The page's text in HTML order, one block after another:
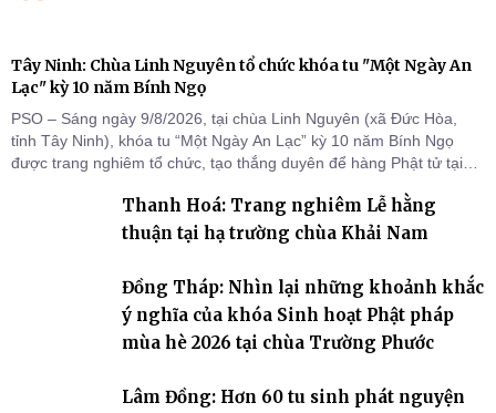
Tây Ninh: Chùa Linh Nguyên tổ chức khóa tu "Một Ngày An
Lạc" kỳ 10 năm Bính Ngọ
PSO – Sáng ngày 9/8/2026, tại chùa Linh Nguyên (xã Đức Hòa,
tỉnh Tây Ninh), khóa tu “Một Ngày An Lạc” kỳ 10 năm Bính Ngọ
được trang nghiêm tổ chức, tạo thắng duyên để hàng Phật tử tại
Thanh Hoá: Trang nghiêm Lễ hằng
thuận tại hạ trường chùa Khải Nam
Đồng Tháp: Nhìn lại những khoảnh khắc
ý nghĩa của khóa Sinh hoạt Phật pháp
mùa hè 2026 tại chùa Trường Phước
Lâm Đồng: Hơn 60 tu sinh phát nguyện